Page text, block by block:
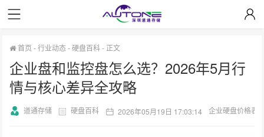
首页 -行业动态-硬盘百科- 正文
企业盘和监控盘怎么选？2026年5月行
情与核心差异全攻略
道通存储 硬盘百科 2026年05月19日 17:03:14 企业硬盘价格表